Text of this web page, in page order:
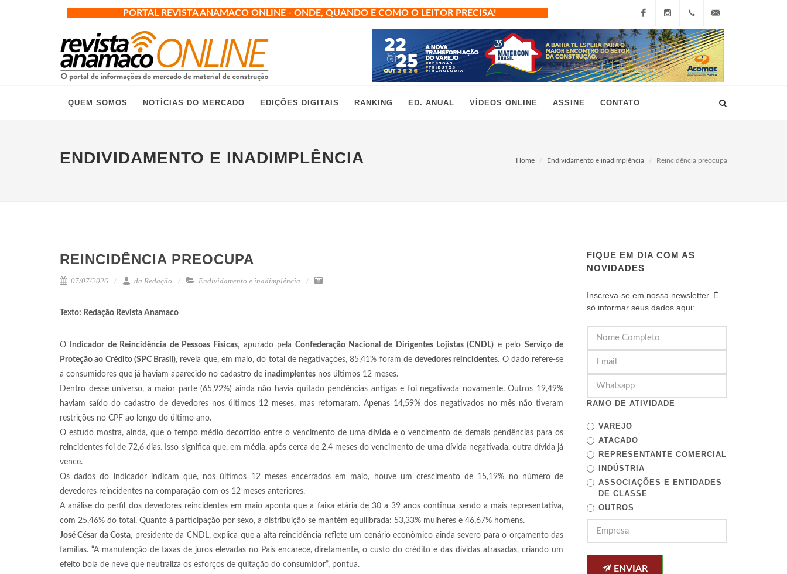
PORTAL REVISTA ANAMACO ONLINE - ONDE, QUANDO E COMO O LEITOR PRECISA!
FacebookInstagram
+55
(11)
grau10@grau10.com.br
QUEM SOMOS NOTÍCIAS DO MERCADO EDIÇÕES DIGITAIS RANKING ED. ANUAL VÍDEOS ONLINE ASSINE CONTATO
ENDIVIDAMENTO E INADIMPLÊNCIA Home Endividamento e inadimplência Reincidência preocupa
REINCIDÊNCIA PREOCUPA
07/07/2026 da Redação Endividamento e inadimplência
Texto: Redação Revista Anamaco
O Indicador de Reincidência de Pessoas Físicas, apurado pela Confederação Nacional de Dirigentes Lojistas (CNDL) e pelo Serviço de
Proteção ao Crédito (SPC Brasil), revela que, em maio, do total de negativações, 85,41% foram de devedores reincidentes. O dado refere-se
a consumidores que já haviam aparecido no cadastro de inadimplentes nos últimos 12 meses.
Dentro desse universo, a maior parte (65,92%) ainda não havia quitado pendências antigas e foi negativada novamente. Outros 19,49%
haviam saído do cadastro de devedores nos últimos 12 meses, mas retornaram. Apenas 14,59% dos negativados no mês não tiveram
restrições no CPF ao longo do último ano.
O estudo mostra, ainda, que o tempo médio decorrido entre o vencimento de uma dívida e o vencimento de demais pendências para os
reincidentes foi de 72,6 dias. Isso significa que, em média, após cerca de 2,4 meses do vencimento de uma dívida negativada, outra dívida já
vence.
Os dados do indicador indicam que, nos últimos 12 meses encerrados em maio, houve um crescimento de 15,19% no número de
devedores reincidentes na comparação com os 12 meses anteriores.
A análise do perfil dos devedores reincidentes em maio aponta que a faixa etária de 30 a 39 anos continua sendo a mais representativa,
com 25,46% do total. Quanto à participação por sexo, a distribuição se mantém equilibrada: 53,33% mulheres e 46,67% homens.
José César da Costa, presidente da CNDL, explica que a alta reincidência reflete um cenário econômico ainda severo para o orçamento das
famílias. “A manutenção de taxas de juros elevadas no País encarece, diretamente, o custo do crédito e das dívidas atrasadas, criando um
efeito bola de neve que neutraliza os esforços de quitação do consumidor”, pontua.
FIQUE EM DIA COM AS
NOVIDADES
Inscreva-se em nossa newsletter. É
só informar seus dados aqui:
RAMO DE ATIVIDADE
VAREJO
ATACADO
REPRESENTANTE COMERCIAL
INDÚSTRIA
ASSOCIAÇÕES E ENTIDADES
DE CLASSE
OUTROS
ENVIAR